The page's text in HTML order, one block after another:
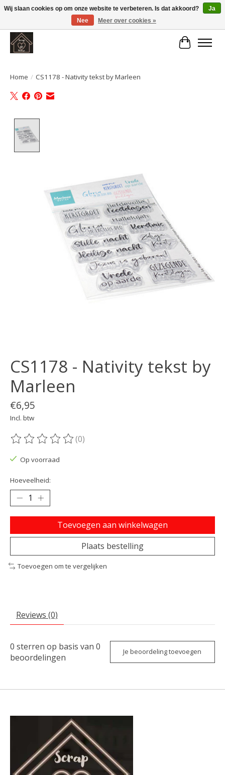
Large selection of products and fast shipping!
Home / CS1178 - Nativity tekst by Marleen
CS1178 - Nativity tekst by
Marleen
€6,95
Incl. btw
De beoordeling van dit product is
(0)
Op voorraad
Hoeveelheid:
Toevoegen aan winkelwagen
Plaats bestelling
Toevoegen om te vergelijken
Reviews (0)
0 sterren op basis van 0
beoordelingen
Je beoordeling toevoegen
Wij slaan cookies op om onze website te verbeteren. Is dat akkoord?
Ja
Nee
Meer over cookies »